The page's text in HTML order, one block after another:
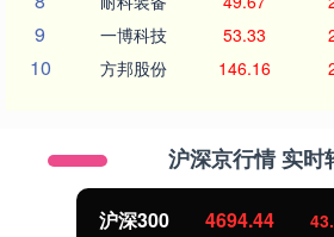
9 一博科技 53.33
10 方邦股份 146.16
沪深京行情 实时
沪深300 4694.44